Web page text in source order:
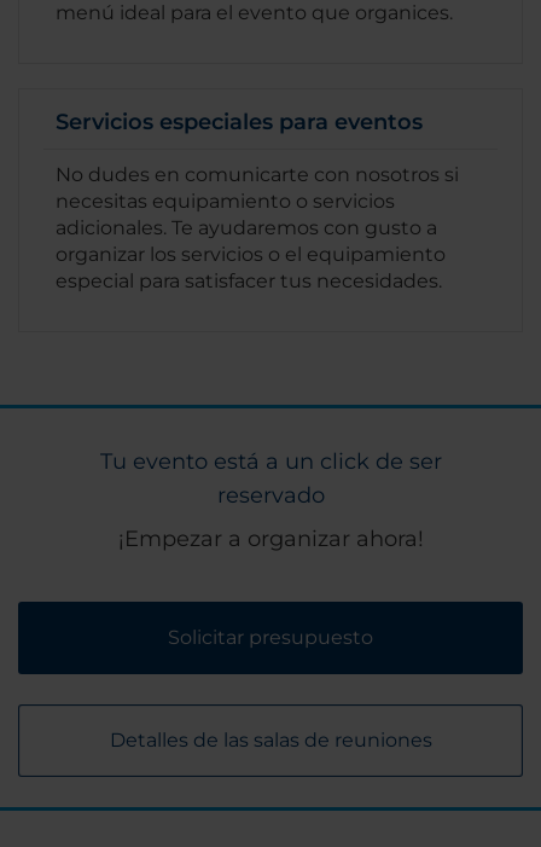
menú ideal para el evento que organices.
Servicios especiales para eventos
No dudes en comunicarte con nosotros si
necesitas equipamiento o servicios
adicionales. Te ayudaremos con gusto a
organizar los servicios o el equipamiento
especial para satisfacer tus necesidades.
Tu evento está a un click de ser
reservado
¡Empezar a organizar ahora!
Solicitar presupuesto
Detalles de las salas de reuniones